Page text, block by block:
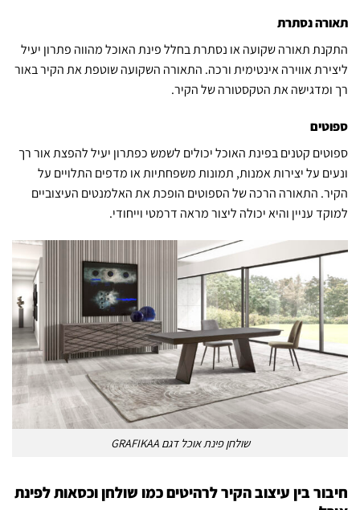
תאורה נסתרת
התקנת תאורה שקועה או נסתרת בחלל פינת האוכל מהווה פתרון יעיל
ליצירת אווירה אינטימית ורכה. התאורה השקועה שוטפת את הקיר באור
רך ומדגישה את הטקסטורה של הקיר.
ספוטים
ספוטים קטנים בפינת האוכל יכולים לשמש כפתרון יעיל להפצת אור רך
ונעים על יצירות אמנות, תמונות משפחתיות או מדפים התלויים על
הקיר. התאורה הרכה של הספוטים הופכת את האלמנטים העיצוביים
למוקד עניין והיא יכולה ליצור מראה דרמטי וייחודי.
שולחן פינת אוכל דגם GRAFIKAA
חיבור בין עיצוב הקיר לרהיטים כמו שולחן וכסאות לפינת